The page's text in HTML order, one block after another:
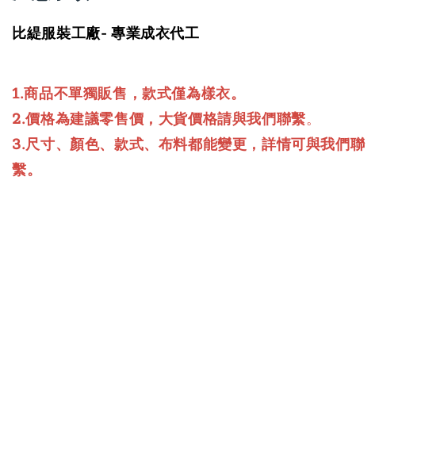
比緹服裝工廠- 專業成衣代工
1.商品不單獨販售，款式僅為樣衣。
2.價格為建議零售價，大貨價格請與我們聯繫。
3.尺寸、顏色、款式、布料都能變更，詳情可與我們聯
繫。